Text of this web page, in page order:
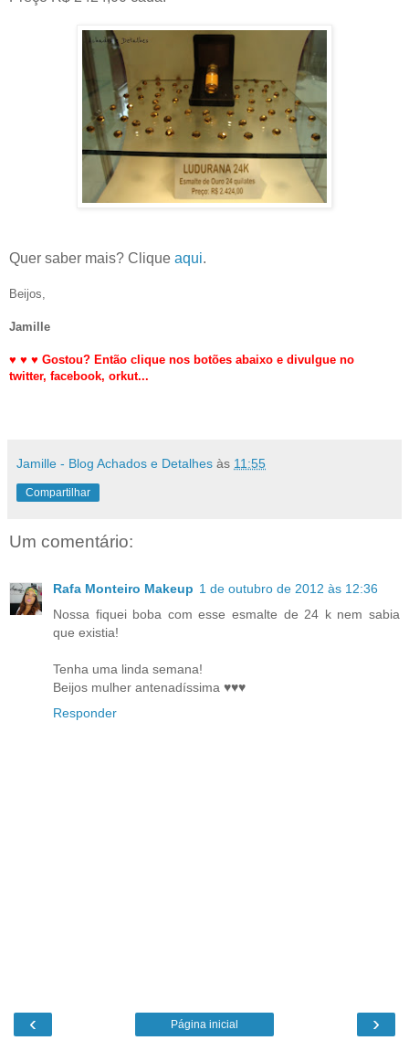
Quer saber mais? Clique aqui.
Beijos,
Jamille
♥ ♥ ♥ Gostou? Então clique nos botões abaixo e divulgue no
twitter, facebook, orkut...
Jamille - Blog Achados e Detalhes às 11:55
Compartilhar
Um comentário:
Rafa Monteiro Makeup 1 de outubro de 2012 às 12:36
Nossa fiquei boba com esse esmalte de 24 k nem sabia
que existia!
Tenha uma linda semana!
Beijos mulher antenadíssima ♥♥♥
Responder
‹ ›
Página inicial